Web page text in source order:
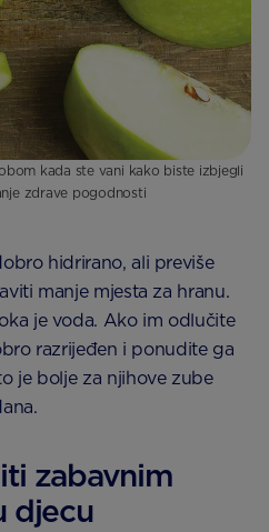
kada ste vani kako biste izbjegli
zdrave pogodnosti
hidrirano, ali previše
manje mjesta za hranu.
je voda. Ako im odlučite
razrijeđen i ponudite ga
je bolje za njihove zube
zabavnim
djecu